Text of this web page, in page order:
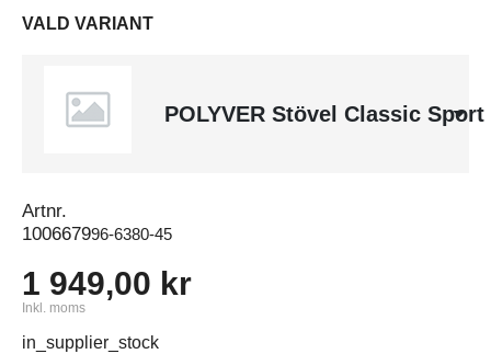
VALD VARIANT
POLYVER Stövel Classic Sport
Artnr.
100667996-6380-45
1 949,00 kr
Inkl. moms
in_supplier_stock